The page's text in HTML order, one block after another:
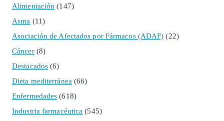
Alimentación (147)
Asma (11)
Asociación de Afectados por Fármacos (ADAF) (22)
Cáncer(8)
Destacados (6)
Dieta mediterránea (66)
Enfermedades (618)
Industria farmacéutica (545)